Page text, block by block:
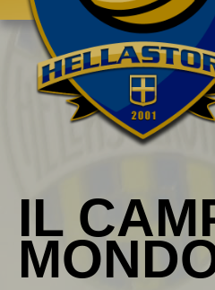
Benvenuti su HELLASTORY.net
IL